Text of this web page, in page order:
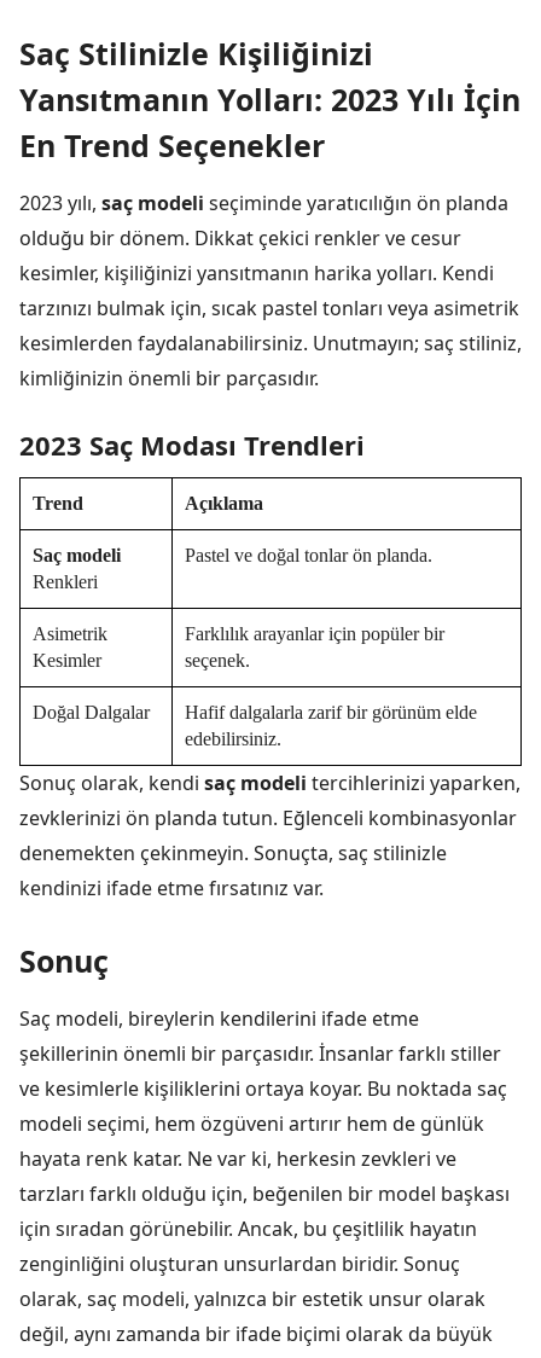
Saç Stilinizle Kişiliğinizi
Yansıtmanın Yolları: 2023 Yılı İçin
En Trend Seçenekler
2023 yılı, saç modeli seçiminde yaratıcılığın ön planda
olduğu bir dönem. Dikkat çekici renkler ve cesur
kesimler, kişiliğinizi yansıtmanın harika yolları. Kendi
tarzınızı bulmak için, sıcak pastel tonları veya asimetrik
kesimlerden faydalanabilirsiniz. Unutmayın; saç stiliniz,
kimliğinizin önemli bir parçasıdır.
2023 Saç Modası Trendleri
Trend Açıklama
Saç modeli
Renkleri
Pastel ve doğal tonlar ön planda.
Asimetrik
Kesimler
Farklılık arayanlar için popüler bir
seçenek.
Doğal Dalgalar
Hafif dalgalarla zarif bir görünüm elde
edebilirsiniz.
Sonuç olarak, kendi saç modeli tercihlerinizi yaparken,
zevklerinizi ön planda tutun. Eğlenceli kombinasyonlar
denemekten çekinmeyin. Sonuçta, saç stilinizle
kendinizi ifade etme fırsatınız var.
Sonuç
Saç modeli, bireylerin kendilerini ifade etme
şekillerinin önemli bir parçasıdır. İnsanlar farklı stiller
ve kesimlerle kişiliklerini ortaya koyar. Bu noktada saç
modeli seçimi, hem özgüveni artırır hem de günlük
hayata renk katar. Ne var ki, herkesin zevkleri ve
tarzları farklı olduğu için, beğenilen bir model başkası
için sıradan görünebilir. Ancak, bu çeşitlilik hayatın
zenginliğini oluşturan unsurlardan biridir. Sonuç
olarak, saç modeli, yalnızca bir estetik unsur olarak
değil, aynı zamanda bir ifade biçimi olarak da büyük